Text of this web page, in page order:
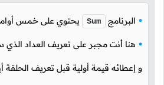
البرنامج Sum يحتوي على خمس
هنا أنت مجبر على تعريف العداد
و إعطائه قيمة أولية قبل تعريف الحلقة